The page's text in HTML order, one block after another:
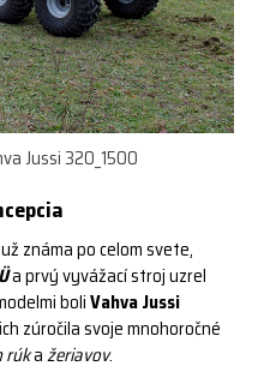
Jussi 320_1500
známa po celom svete,
a prvý vyvážací stroj uzrel
boliVahva Jussi
zúročila svoje mnohoročné
rúkažeriavov.